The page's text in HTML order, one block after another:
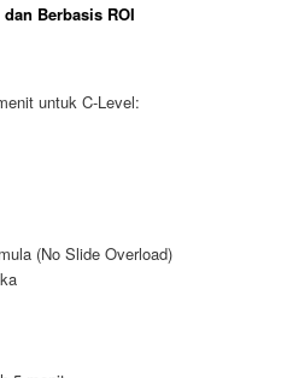
Berbasis ROI
untuk C-Level:
(No Slide Overload)